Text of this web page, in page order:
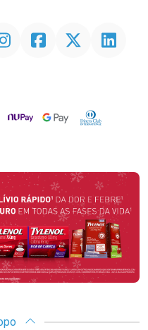
FacebookTwitter Linkedin
NuPay Google PayDiners Club